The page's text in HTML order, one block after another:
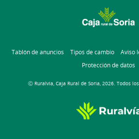
Tablón de anuncios Tipos de cambio Aviso
Protección de datos
Ⓒ Ruralvía, Caja Rural de Soria, 2026. Todos